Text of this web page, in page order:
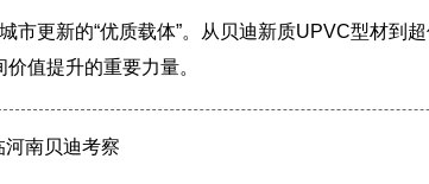
更新的“优质载体”。从贝迪新质UPVC型材到
值提升的重要力量。
南贝迪考察